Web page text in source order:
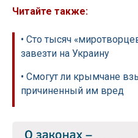
Читайте также:
• Сто тысяч
завезти на Украину
• Смогут ли крымчане
причиненный им вред